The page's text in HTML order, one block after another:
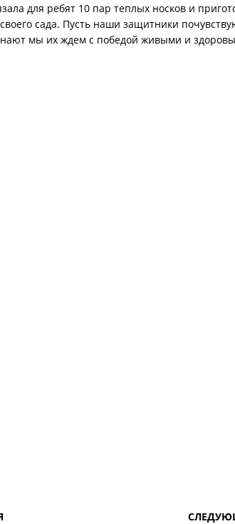
для ребят 10 пар теплых носков и
сада. Пусть наши защитники
мы их ждем с победой живыми и